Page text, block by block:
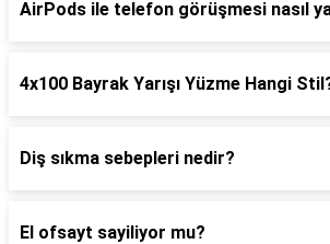
AirPods ile telefon görüşmesi nasıl
4x100 Bayrak Yarışı Yüzme Hangi
Diş sıkma sebepleri nedir?
El ofsayt sayiliyor mu?